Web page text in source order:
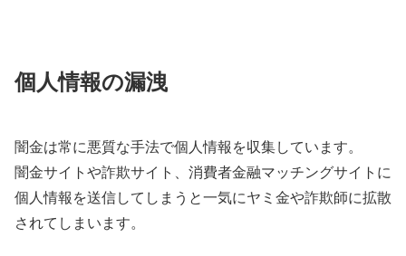
個人情報の漏洩
闇金は常に悪質な手法で個人情報を収集しています。
闇金サイトや詐欺サイト、消費者金融マッチングサイトに
個人情報を送信してしまうと一気にヤミ金や詐欺師に拡散
されてしまいます。